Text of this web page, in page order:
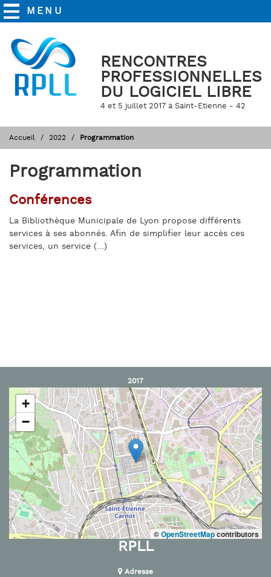
MENU
RENCONTRES
PROFESSIONNELLES
DU LOGICIEL LIBRE
4 et 5 juillet 2017 à Saint-Etienne - 42
Accueil 2022 Programmation
Programmation
Conférences
La Bibliothèque Municipale de Lyon propose différents
services à ses abonnés. Afin de simplifier leur accès ces
services, un service (…)
2017
+
−
©OpenStreetMapcontributors
RPLL
Adresse